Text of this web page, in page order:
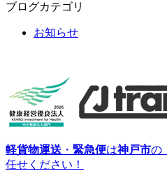
ブログカテゴリ
お知らせ
軽貨物運送 ・ 緊急便は神戸市の
任せください！